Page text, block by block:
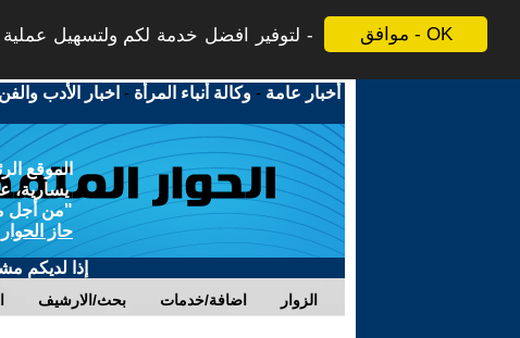
موافق - OK
لتوفير افضل خدمة لكم ولتسهيل
أخبار عامة -وكالة أنباء المرأة - اخبار الأدب والفن
الموقع
يسارية،
"من أجل
حاز
إذا لديكم
بحث/الارشيف اضافة/خدمات الزوار